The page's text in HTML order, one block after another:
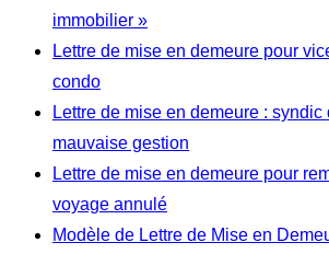
immobilier »
Lettre de mise en demeure pour
condo
Lettre de mise en demeure :
mauvaise gestion
Lettre de mise en demeure pour
voyage annulé
Modèle de Lettre de Mise en